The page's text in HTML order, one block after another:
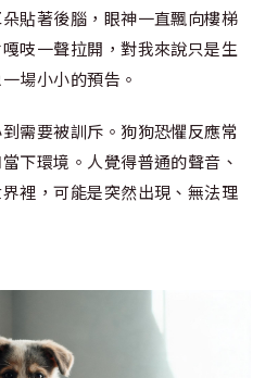
貼著後腦，眼神一直飄向樓梯
吱一聲拉開，對我來說只是生
場小小的預告。
需要被訓斥。狗狗恐懼反應常
下環境。人覺得普通的聲音、
裡，可能是突然出現、無法理